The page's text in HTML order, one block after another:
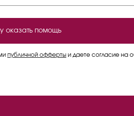
оказать помощь
публичной офферты и даете согласие на